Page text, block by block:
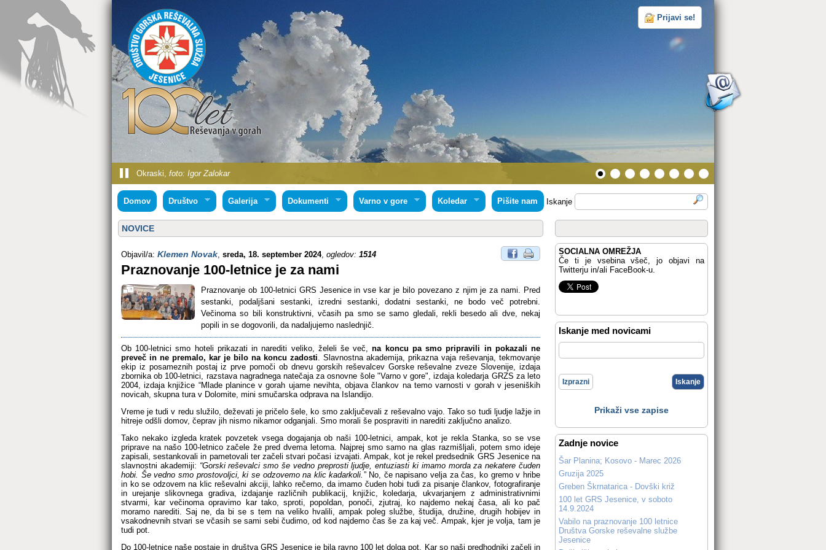
Prijavi se!
Okraski, foto: Igor Zalokar
Trojčki,foto: Andrej Babič
Okraski, foto: Igor Zalokar
Domov Društvo Galerija Dokumenti Varno v gore Koledar Pišite nam Iskanje
NOVICE
Objavil/a: Klemen Novak, sreda, 18. september 2024, ogledov: 1514
Praznovanje 100-letnice je za nami
Praznovanje ob 100-letnici GRS Jesenice in vse kar je bilo povezano z njim je za nami. Pred
sestanki, podaljšani sestanki, izredni sestanki, dodatni sestanki, ne bodo več potrebni.
Večinoma so bili konstruktivni, včasih pa smo se samo gledali, rekli besedo ali dve, nekaj
popili in se dogovorili, da nadaljujemo naslednjič.
Ob 100-letnici smo hoteli prikazati in narediti veliko, želeli še več,na koncu pa smo pripravili in pokazali ne
preveč in ne premalo, kar je bilo na koncu zadosti. Slavnostna akademija, prikazna vaja reševanja, tekmovanje
ekip iz posameznih postaj iz prve pomoči ob dnevu gorskih reševalcev Gorske reševalne zveze Slovenije, izdaja
zbornika ob 100-letnici, razstava nagradnega natečaja za osnovne šole "Varno v gore", izdaja koledarja GRZS za leto
2004, izdaja knjižice “Mlade planince v gorah ujame nevihta, objava člankov na temo varnosti v gorah v jeseniških
novicah, skupna tura v Dolomite, mini smučarska odprava na Islandijo.
Vreme je tudi v redu služilo, deževati je pričelo šele, ko smo zaključevali z reševalno vajo. Tako so tudi ljudje lažje in
hitreje odšli domov, čeprav jih nismo nikamor odganjali. Smo morali še pospraviti in narediti zaključno analizo.
Tako nekako izgleda kratek povzetek vsega dogajanja ob naši 100-letnici, ampak, kot je rekla Stanka, so se vse
priprave na našo 100-letnico začele že pred dvema letoma. Najprej smo samo na glas razmišljali, potem smo ideje
zapisali, sestankovali in pametovali ter začeli stvari počasi izvajati. Ampak, kot je rekel predsednik GRS Jesenice na
slavnostni akademiji: “Gorski reševalci smo še vedno preprosti ljudje, entuziasti ki imamo morda za nekatere čuden
hobi. Še vedno smo prostovoljci, ki se odzovemo na klic kadarkoli. ” No, če napisano velja za čas, ko gremo v hribe
in ko se odzovem na klic reševalni akciji, lahko rečemo, da imamo čuden hobi tudi za pisanje člankov, fotografiranje
in urejanje slikovnega gradiva, izdajanje različnih publikacij, knjižic, koledarja, ukvarjanjem z administrativnimi
stvarmi, kar večinoma opravimo kar tako, sproti, popoldan, ponoči, zjutraj, ko najdemo nekaj časa, ali ko pač
moramo narediti. Saj ne, da bi se s tem na veliko hvalili, ampak poleg službe, študija, družine, drugih hobijev in
vsakodnevnih stvari se včasih se sami sebi čudimo, od kod najdemo čas še za kaj več. Ampak, kjer je volja, tam je
tudi pot.
Do 100-letnice naše postaje in društva GRS Jesenice je bila ravno 100 let dolga pot. Kar so naši predhodniki začeli in
SOCIALNA OMREŽJA
Če ti je vsebina všeč, jo objavi na
Twitterju in/ali FaceBook-u.
Iskanje med novicami
Izprazni Iskanje
Prikaži vse zapise
Zadnje novice
Šar Planina; Kosovo - Marec 2026
Gruzija 2025
Greben Škrnatarica - Dovški križ
100 let GRS Jesenice, v soboto
14.9.2024
Vabilo na praznovanje 100 letnice
Društva Gorske reševalne službe
Jesenice